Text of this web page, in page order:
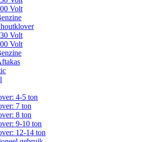
Volt
Volt
Volt
4-5 ton
7 ton
8 ton
9-10 ton
12-14 ton